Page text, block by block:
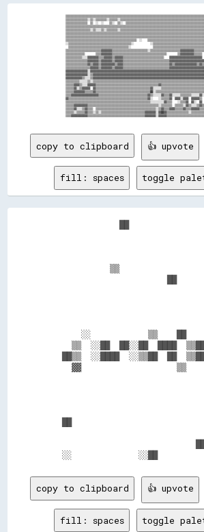
▒▒▒▒▒▒▒▒▒▒▒▒▒▒▒▒  ▒▒  ░░  ░░    ▒▒░░  ▒▒░░
▒▒▒▒▒▒▒▒▒▒▒▒▒▒▒▒▒▒▒▒▒▒▒▒▒▒▒▒▒▒▒▒▒▒▒▒▒▒▒▒▒▒▒▒▒▒▒▒▒▒▒▒  ░░
░░▒▒▒▒▒▒▒▒▒▒▒▒▒▒▒▒▒▒▒▒▒▒▒▒▒▒▒▒▒▒▒▒▒▒▒▒▒▒▒▒▒▒▒▒▒▒░░
▒▒▒▒▒▒▒▒▒▒▒▒▒▒▒▒▒▒▒▒▒▒▒▒▒▒▒▒▒▒▒▒▒▒▒▒▒▒▒▒▒▒▒▒░░
▒▒▒▒▒▒▒▒▒▒▒▒▒▒        ▒▒▒▒▓▓▓▓▓▓▓▓▒▒▒▒▒▒▒▒▒▒▒▒▒▒▒▒▒▒▒▒▒▒▒▒▒▒▒▒▒▒▒▒▒▒▒▒▒▒▒▒        ▒▒▓▓▓▓▓▓▓▓▓▓▒▒▒▒▒▒
▒▒▒▒▒▒▒▒▒▒▒▒░░░░▓▓▓▓▓▓▓▓▒▒▒▒▓▓▓▓▓▓▒▒▓▓▓▓▓▓▒▒▒▒▒▒▒▒▒▒▒▒▒▒▒▒▒▒▒▒▒▒▒▒▒▒▒▒▒▒
▒▒▒▒▒▒▓▓░░▒▒▓▓▓▓▓▓
▓▓▒▒▒▒▒▒▒▒▒▒▒▒▒▒▒▒▒▒▒▒▒▒▒▒▒▒▒▒▒▒▒▒▒▒▒▒▒▒▒▒▒▒▒▒▒▒▒▒▒▒▒▒▒▒▒▒▒▒▓▓░░    ░░▒▒▒▒▒▒▓▓  ▓▓▓▓░░▓▓▓▓
▒▒▒▒▒▒▒▒▒▒▒▒▒▒▒▒▒▒▒▒▒▒▒▒▒▒▒▒▒▒▒▒▒▒▒▒▒▒▒▒▒▒▒▒▒▒▒▒▒▒▒▒▒▒▒▒▒▒▒▒▒▒░░░░░░░░░░▓▓▒▒▒▒    ░░▒▒▒▒▓▓  ▓▓░░
▒▒▒▒▒▒▓▓▓▓▓▓▓▓▓▓▒▒▒▒▒▒▒▒▒▒▒▒▒▒▒▒▒▒▒▒▒▒▒▒▒▒▒▒▒▒▒▒▒▒▒▒▒▒▒▒▒▒▒▒▒▒▒▒▒▒▒▒░░▒▒▒▒▒▒▒▒
▒▒▒▒▒▒▓▓░░░░▒▒▓▓▒▒▒▒
copy to clipboard 👍 upvote
fill: spaces toggle
░░            ▒▒
▒▒  ░░██  ██░░██  ████
██▒▒  ░░████  ░░▒▒██  ██
▓▓
copy to clipboard 👍 upvote
fill: spaces toggle